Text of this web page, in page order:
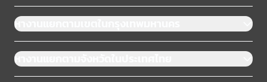
หางานแยกตามเขตในกรุงเทพมหานคร
หางานแยกตามจังหวัดในประเทศไทย